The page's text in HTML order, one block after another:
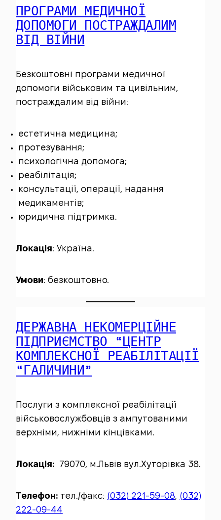
ПРОГРАМИ МЕДИЧНОЇ
ДОПОМОГИ ПОСТРАЖДАЛИМ
ВІД ВІЙНИ
Безкоштовні програми медичної
допомоги військовим та цивільним,
постраждалим від війни:
естетична медицина;
протезування;
психологічна допомога;
реабілітація;
консультації, операції, надання
медикаментів;
юридична підтримка.
Локація: Україна.
Умови: безкоштовно.
ДЕРЖАВНА НЕКОМЕРЦІЙНЕ
ПІДПРИЄМСТВО “ЦЕНТР
КОМПЛЕКСНОЇ РЕАБІЛІТАЦІЇ
“ГАЛИЧИНИ”
Послуги з комплексної реабілітації
військовослужбовців з ампутованими
верхніми, нижніми кінцівками.
Локація: 79070, м.Львів вул.Хуторівка 38.
Телефон: тел./факс: (032) 221-59-08, (032)
222-09-44